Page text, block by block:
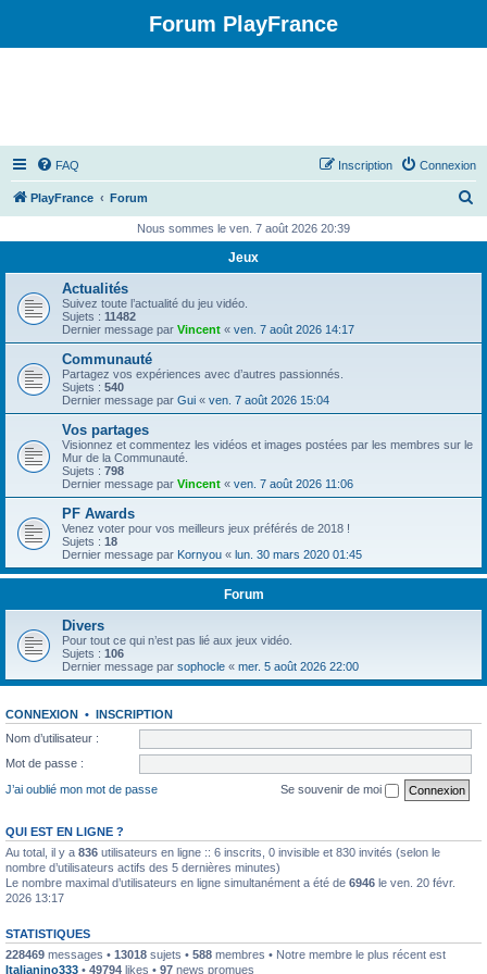
Forum PlayFrance
FAQ Connexion
Inscription
PlayFrance Forum
h
Nous sommes le ven. 7 août 2026 20:39
Jeux
Actualités
Suivez toute l’actualité du jeu vidéo.
Sujets : 11482
Dernier message par Vincent « ven. 7 août 2026 14:17
Communauté
Partagez vos expériences avec d’autres passionnés.
Sujets : 540
Dernier message par Gui « ven. 7 août 2026 15:04
Vos partages
Visionnez et commentez les vidéos et images postées par les membres sur le
Mur de la Communauté.
Sujets : 798
Dernier message par Vincent « ven. 7 août 2026 11:06
PF Awards
Venez voter pour vos meilleurs jeux préférés de 2018 !
Sujets : 18
Dernier message par Kornyou « lun. 30 mars 2020 01:45
Forum
Divers
Pour tout ce qui n’est pas lié aux jeux vidéo.
Sujets : 106
Dernier message par sophocle « mer. 5 août 2026 22:00
CONNEXION • INSCRIPTION
Nom d’utilisateur :
Mot de passe :
J’ai oublié mon mot de passe
Se souvenir de moi
QUI EST EN LIGNE ?
Au total, il y a 836 utilisateurs en ligne :: 6 inscrits, 0 invisible et 830 invités (selon le
nombre d’utilisateurs actifs des 5 dernières minutes)
Le nombre maximal d’utilisateurs en ligne simultanément a été de 6946 le ven. 20 févr.
2026 13:17
STATISTIQUES
228469 messages • 13018 sujets • 588 membres • Notre membre le plus récent est
Italianino333 • 49794 likes • 97 news promues